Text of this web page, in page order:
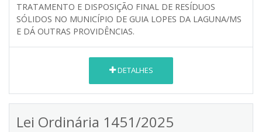
TRATAMENTO E DISPOSIÇÃO FINAL DE RESÍDUOS
SÓLIDOS NO MUNICÍPIO DE GUIA LOPES DA LAGUNA/MS
E DÁ OUTRAS PROVIDÊNCIAS.
DETALHES
Lei Ordinária 1451/2025